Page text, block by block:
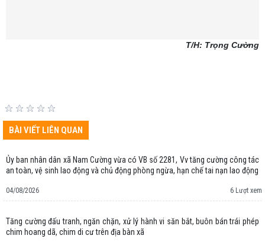
T/H: Trọng Cường
BÀI VIẾT LIÊN QUAN
Ủy ban nhân dân xã Nam Cường vừa có VB số 2281, Vv tăng cường công tác
an toàn, vệ sinh lao động và chủ động phòng ngừa, hạn chế tai nạn lao động
04/08/2026 6 Lượt xem
Tăng cường đấu tranh, ngăn chặn, xử lý hành vi săn bắt, buôn bán trái phép
chim hoang dã, chim di cư trên địa bàn xã